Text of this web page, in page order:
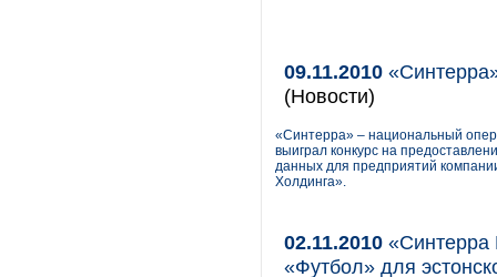
09.11.2010
(Новости)
«Синтерра» – национальный
выиграл конкурс на
данных для предприятий
Холдинга».
02.11.2010 «Синтерра
«Футбол» для